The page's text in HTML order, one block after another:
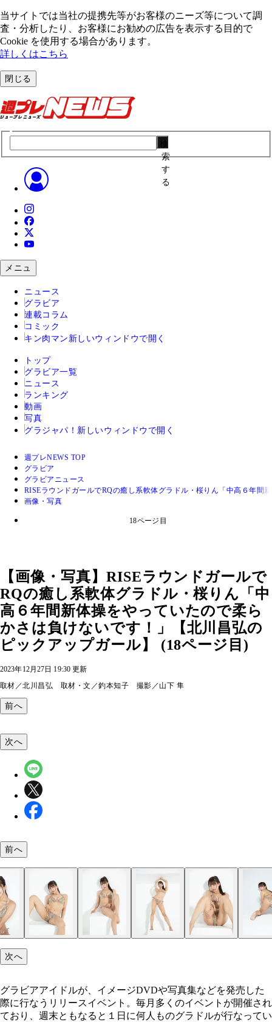
当サイトでは当社の提携先等がお客様のニーズ等について調
査・分析したり、お客様にお勧めの広告を表⽰する⽬的で
Cookie を使⽤する場合があります。
詳しくはこちら
閉じる
索
す
る
メニュ
ニュース
グラビア
連載コラム
コミック
キン肉マン 新しいウィンドウで開く
トップ
グラビア一覧
ニュース
ランキング
動画
写真
グラジャパ！ 新しいウィンドウで開く
週プレNEWS TOP
グラビア
グラビアニュース
RISEラウンドガールでRQの癒し系軟体グラドル・桜りん「中高６年
画像・写真
18ページ目
【画像・写真】RISEラウンドガールで
RQの癒し系軟体グラドル・桜りん「中
高６年間新体操をやっていたので柔ら
かさは負けないです！」【北川昌弘の
ピックアップガール】 (18ページ目)
2023年12月27日 19:30 更新
取材／北川昌弘 取材・文／釣本知子 撮影／山下 隼
前へ
桜りん
桜りん
桜りん
桜りん
次へ
前へ
次へ
グラビアアイドルが、イメージDVDや写真集などを発売した
際に行なうリリースイベント。毎月多くのイベントが開催され
ており、週末ともなると１日に何人ものグラドルが行なってい